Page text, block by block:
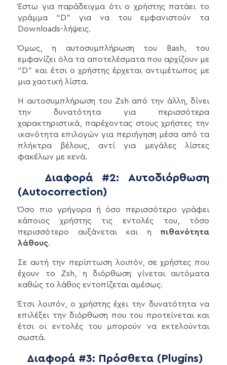
Έστω για παράδειγμα ότι ο χρήστης πατάει το
γράμμα “D” για να του εμφανιστούν τα
Downloads-λήψεις.
Όμως, η αυτοσυμπλήρωση του Bash, του
εμφανίζει όλα τα αποτελέσματα που αρχίζουν με
“D” και έτσι ο χρήστης έρχεται αντιμέτωπος με
μια χαοτική λίστα.
Η αυτοσυμπλήρωση του Zsh από την άλλη, δίνει
την δυνατότητα για περισσότερα
χαρακτηριστικά, παρέχοντας στους χρήστες την
ικανότητα επιλογών για περιήγηση μέσα από τα
πλήκτρα βέλους, αντί για μεγάλες λίστες
φακέλων με κενά.
Διαφορά #2: Αυτοδιόρθωση
(Autocorrection)
Όσο πιο γρήγορα ή όσο περισσότερο γράφει
κάποιος χρήστης τις εντολές του, τόσο
περισσότερο αυξάνεται και η πιθανότητα
λάθους.
Σε αυτή την περίπτωση λοιπόν, σε χρήστες που
έχουν το Zsh, η διόρθωση γίνεται αυτόματα
καθώς το λάθος εντοπίζεται αμέσως.
Έτσι λοιπόν, ο χρήστης έχει την δυνατότητα να
επιλέξει την διόρθωση που του προτείνεται και
έτσι οι εντολές του μπορούν να εκτελούνται
σωστά.
Διαφορά #3: Πρόσθετα (Plugins)